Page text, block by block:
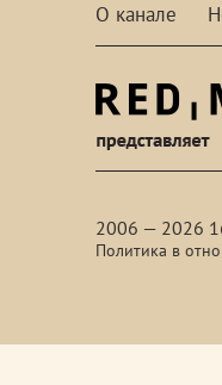
О канале
2006 — 2026
Политика в